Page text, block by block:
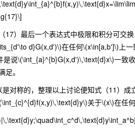
）最后一个表达式中极限和积分可交
d}G(x,d')\)在任何\(x\in[a,b']\)上
是说\(\int_{a}^{b}G(x,d')\,\text{d}x\)一
。
称的，整理以上讨论便知式（11）成
关于\(x\)在任